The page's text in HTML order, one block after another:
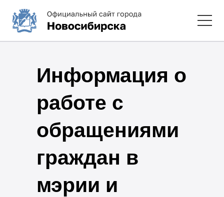
Информация о
работе с
обращениями
граждан в
мэрии и